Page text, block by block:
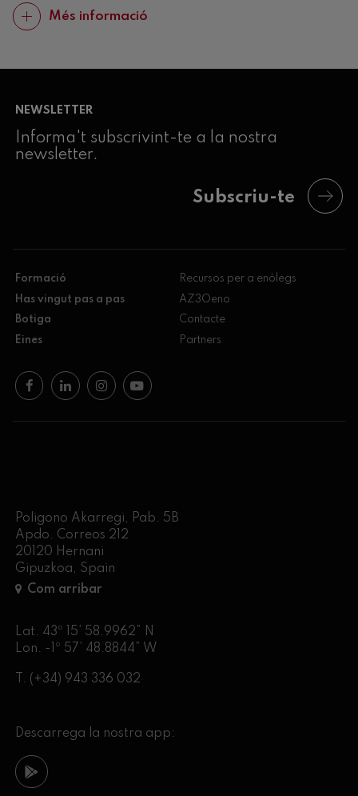
Més informació
NEWSLETTER
Informa't subscrivint-te a la nostra
newsletter.
Subscriu-te
Formació
Has vingut pas a pas
Botiga
Eines
Recursos per a enòlegs
AZ3Oeno
Contacte
Partners
Poligono Akarregi, Pab. 5B
Apdo. Correos 212
20120 Hernani
Gipuzkoa, Spain
Com arribar
Lat. 43º 15’ 58.9962” N
Lon. -1º 57’ 48.8844” W
T. (+34) 943 336 032
Descarrega la nostra app: